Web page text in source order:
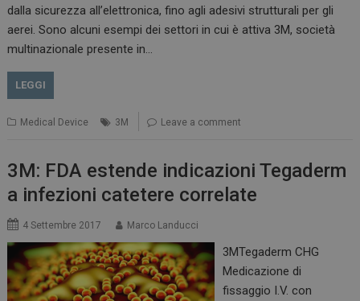
dalla sicurezza all’elettronica, fino agli adesivi strutturali per gli
aerei. Sono alcuni esempi dei settori in cui è attiva 3M, società
multinazionale presente in…
LEGGI
Medical Device 3M Leave a comment
3M: FDA estende indicazioni Tegaderm
a infezioni catetere correlate
4 Settembre 2017 Marco Landucci
3MTegaderm CHG
Medicazione di
fissaggio I.V. con